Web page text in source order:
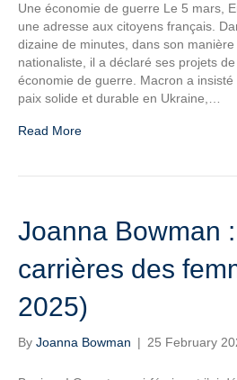
Une économie de guerre Le 5 mars,
une adresse aux citoyens français.
dizaine de minutes, dans son
nationaliste, il a déclaré ses projets
économie de guerre. Macron a insisté
paix solide et durable en Ukraine,…
Read More
Joanna Bowman
carrières des
2025)
By Joanna Bowman | 25 February